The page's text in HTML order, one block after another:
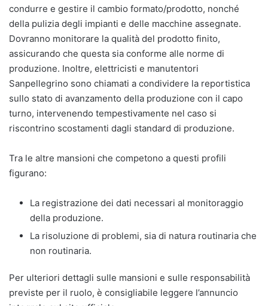
condurre e gestire il cambio formato/prodotto, nonché
della pulizia degli impianti e delle macchine assegnate.
Dovranno monitorare la qualità del prodotto finito,
assicurando che questa sia conforme alle norme di
produzione. Inoltre, elettricisti e manutentori
Sanpellegrino sono chiamati a condividere la reportistica
sullo stato di avanzamento della produzione con il capo
turno, intervenendo tempestivamente nel caso si
riscontrino scostamenti dagli standard di produzione.
Tra le altre mansioni che competono a questi profili
figurano:
La registrazione dei dati necessari al monitoraggio
della produzione.
La risoluzione di problemi, sia di natura routinaria che
non routinaria.
Per ulteriori dettagli sulle mansioni e sulle responsabilità
previste per il ruolo, è consigliabile leggere l’annuncio